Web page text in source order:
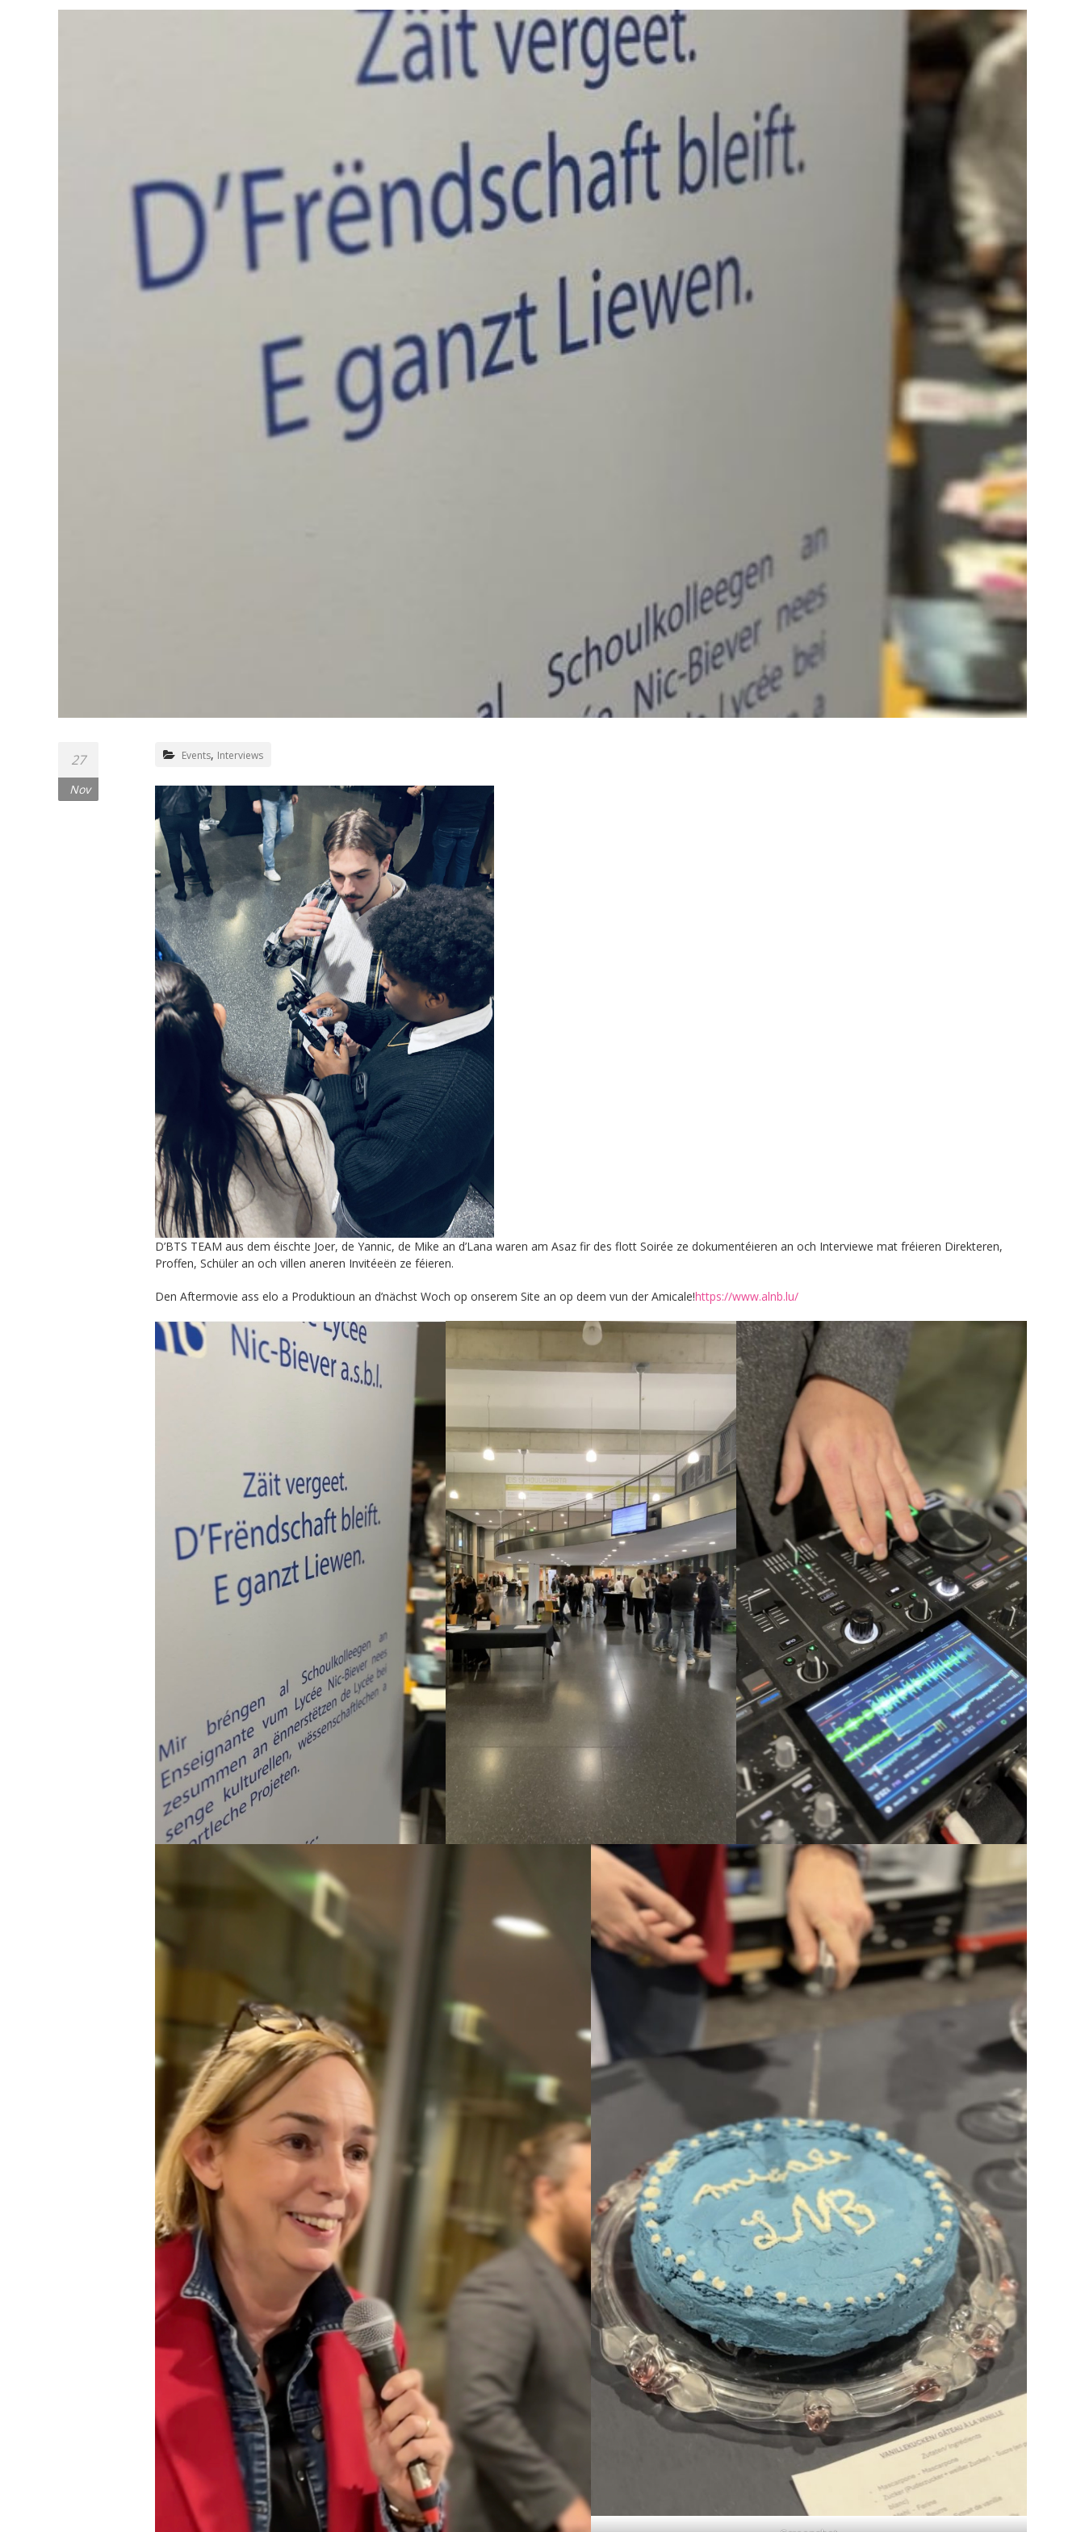
27
Nov
Events, Interviews
D’BTS TEAM aus dem éischte Joer, de Yannic, de Mike an d’Lana waren am Asaz fir des flott Soirée ze dokumentéieren an och Interviewe mat fréieren Direkteren,
Proffen, Schüler an och villen aneren Invitéeën ze féieren.
Den Aftermovie ass elo a Produktioun an d’nächst Woch op onserem Site an op deem vun der Amicale!https://www.alnb.lu/